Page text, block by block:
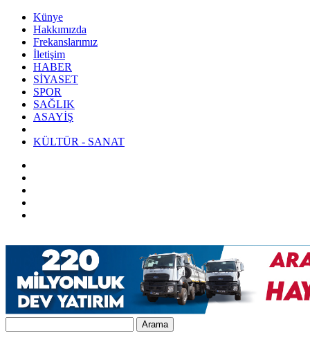
Künye
Hakkımızda
Frekanslarımız
İletişim
HABER
SİYASET
SPOR
SAĞLIK
ASAYİŞ
KÜLTÜR - SANAT